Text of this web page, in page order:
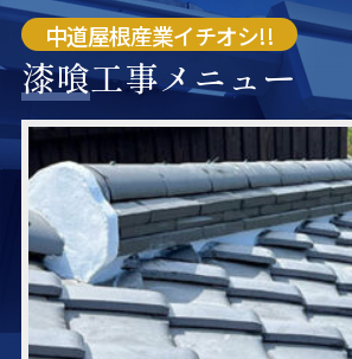
中道屋根産業イチオシ!!
漆喰工事メニュー